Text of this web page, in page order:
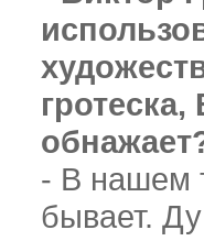
- В нашем
бывает.